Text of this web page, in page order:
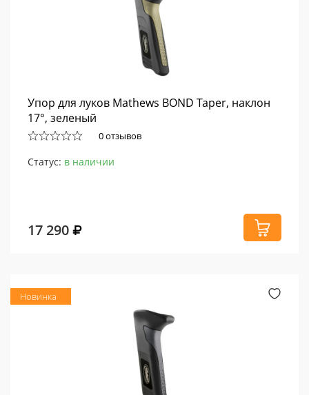
Упор для луков Mathews BOND Taper, наклон
17°, зеленый
0 отзывов
Статус: в наличии
17 290
Новинка